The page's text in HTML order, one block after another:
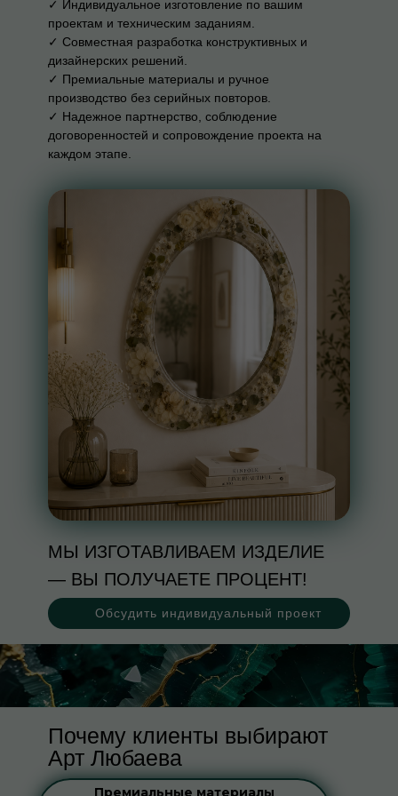
МЫ ИЗГОТАВЛИВАЕМ ИЗДЕЛИЕ
— ВЫ ПОЛУЧАЕТЕ ПРОЦЕНТ!
✓ Индивидуальное изготовление по вашим
проектам и техническим заданиям.
✓ Совместная разработка конструктивных и
дизайнерских решений.
✓ Премиальные материалы и ручное
производство без серийных повторов.
✓ Надежное партнерство, соблюдение
договоренностей и сопровождение проекта на
каждом этапе.
Обсудить индивидуальный проект
Почему клиенты выбирают
Арт Любаева
Премиальные материалы